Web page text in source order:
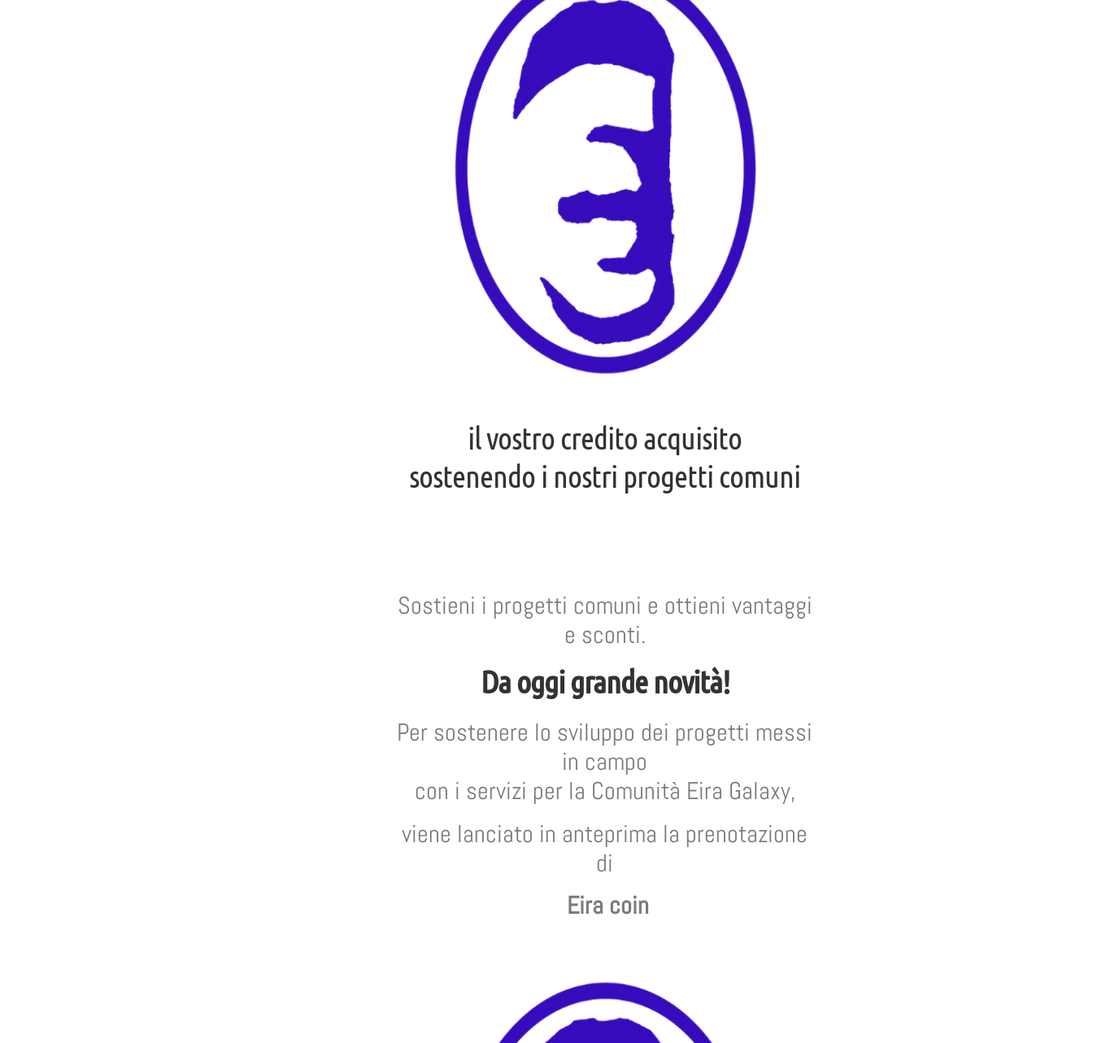
il vostro credito acquisito
sostenendo i nostri progetti comuni
Sostieni i progetti comuni e ottieni vantaggi
e sconti.
Da oggi grande novità!
Per sostenere lo sviluppo dei progetti messi
in campo
con i servizi per la Comunità Eira Galaxy,
viene lanciato in anteprima la prenotazione
di
Eira coin